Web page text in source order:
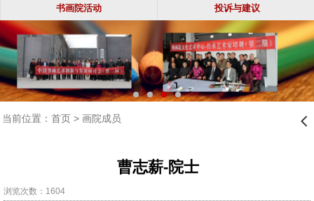
书画院活动 投诉与建议
当前位置： 首页> 画院成员 󰊒
曹志薪-院士
浏览次数：1604